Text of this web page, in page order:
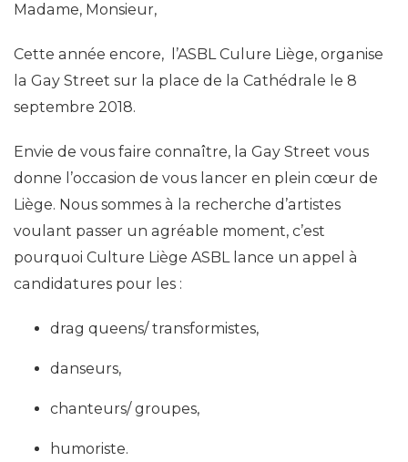
Madame, Monsieur,
Cette année encore, l’ASBL Culure Liège, organise
la Gay Street sur la place de la Cathédrale le 8
septembre 2018.
Envie de vous faire connaître, la Gay Street vous
donne l’occasion de vous lancer en plein cœur de
Liège. Nous sommes à la recherche d’artistes
voulant passer un agréable moment, c’est
pourquoi Culture Liège ASBL lance un appel à
candidatures pour les :
drag queens/ transformistes,
danseurs,
chanteurs/ groupes,
humoriste.